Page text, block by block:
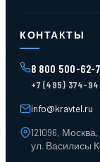
Контейнеры для
Поддоны
Ящики
Тара пласт. и
Тележки для
КОНТАКТЫ
8 800 500-62-
+7 (495) 374-
info@kravtel.ru
121096, Москва,
ул. Василисы